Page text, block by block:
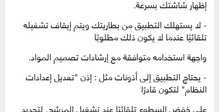
إظهار شاشتك بسرعة.
- لا يستهلك التطبيق من بطاريتك ويتم إيقاف تشغيله
تلقائيًا عندما لا يكون ذلك مطلوبًا
واجهة استخدامه متوافقة مع إرشادات تصميم المواد.
- يحتاج التطبيق إلى أذونات مثل :إذن "تعديل إعدادات
النظام" لتكون قادرًا